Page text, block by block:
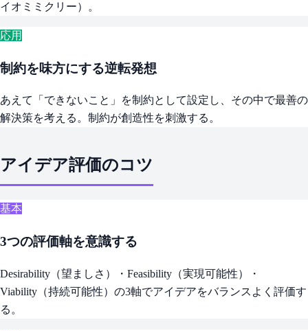
イオミミクリー）。
応用
制約を味方にする逆転発想
あえて「できないこと」を制約として設定し、その中で最善の
解決策を考える。制約が創造性を刺激する。
アイデア評価のコツ
基本
3つの評価軸を意識する
Desirability（望ましさ）・Feasibility（実現可能性）・
Viability（持続可能性）の3軸でアイデアをバランスよく評価す
る。